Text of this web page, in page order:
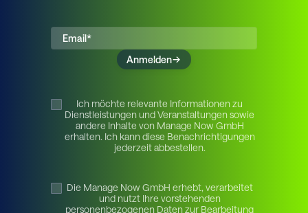
Anmelden
Ich möchte relevante Informationen zu
Dienstleistungen und Veranstaltungen sowie
andere Inhalte von Manage Now GmbH
erhalten. Ich kann diese Benachrichtigungen
jederzeit abbestellen.
Die Manage Now GmbH erhebt, verarbeitet
und nutzt Ihre vorstehenden
personenbezogenen Daten zur Bearbeitung